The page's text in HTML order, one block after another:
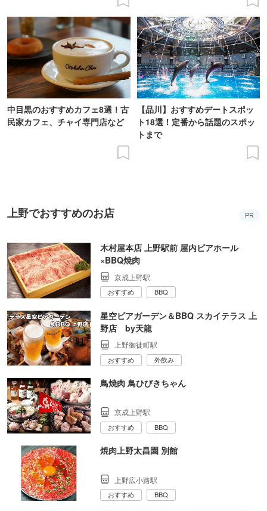
中目黒のおすすめカフェ8選！古
民家カフェ、チャイ専門店など
【品川】おすすめデートスポッ
ト18選！定番から話題のスポッ
トまで
上野でおすすめのお店 PR
木村屋本店 上野駅前 屋内ビアホール
×BBQ焼肉
京成上野駅
おすすめ BBQ
星空ビアガーデン＆BBQ スカイテラス 上
野店 by天龍
上野御徒町駅
おすすめ 外飲み
鳥焼肉 鳥ひびきちゃん
京成上野駅
おすすめ BBQ
焼肉上野太昌園 別館
上野広小路駅
おすすめ BBQ